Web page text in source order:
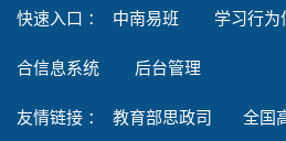
快速入口 ： 中南易班 学习行为
合信息系统 后台管理
友情链接 ： 教育部思政司 全国